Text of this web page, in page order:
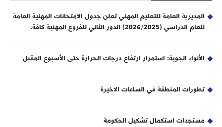
المديرية العامة للتعليم المهني تعلن جدول الامتحانات المهنية العامة
للعام الدراسي (2026/2025) الدور الثاني للفروع المهنية كافة.
الأنواء الجوية: استمرار ارتفاع درجات الحرارة حتى الأسبوع المقبل
تطورات المنطقة في الساعات الاخيرة
مستجدات استكمال تشكيل الحكومة